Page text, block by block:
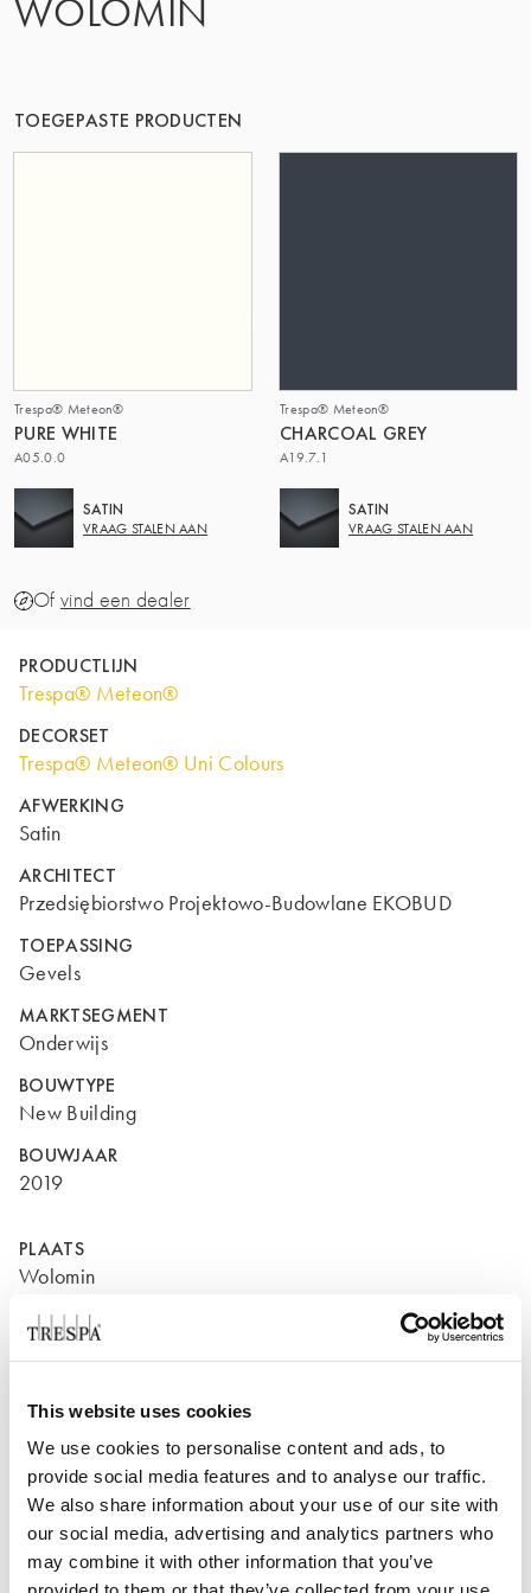
This website uses cookies
We use cookies to personalise content and ads, to
provide social media features and to analyse our traffic.
We also share information about your use of our site with
our social media, advertising and analytics partners who
may combine it with other information that you’ve
WOLOMIN
TOEGEPASTE PRODUCTEN
Trespa® Meteon®
PURE WHITE
A05.0.0
SATIN
VRAAG STALEN AAN
Trespa® Meteon®
CHARCOAL GREY
A19.7.1
SATIN
VRAAG STALEN AAN
Of vind een dealer
PRODUCTLIJN
Trespa® Meteon®
DECORSET
Trespa® Meteon® Uni Colours
AFWERKING
Satin
ARCHITECT
Przedsiębiorstwo Projektowo-Budowlane EKOBUD
TOEPASSING
Gevels
MARKTSEGMENT
Onderwijs
BOUWTYPE
New Building
BOUWJAAR
2019
PLAATS
Wolomin